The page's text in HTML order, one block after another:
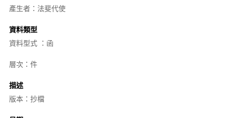
產生者：法斐代使
資料類型
資料型式 ：函
層次：件
描述
版本：抄檔